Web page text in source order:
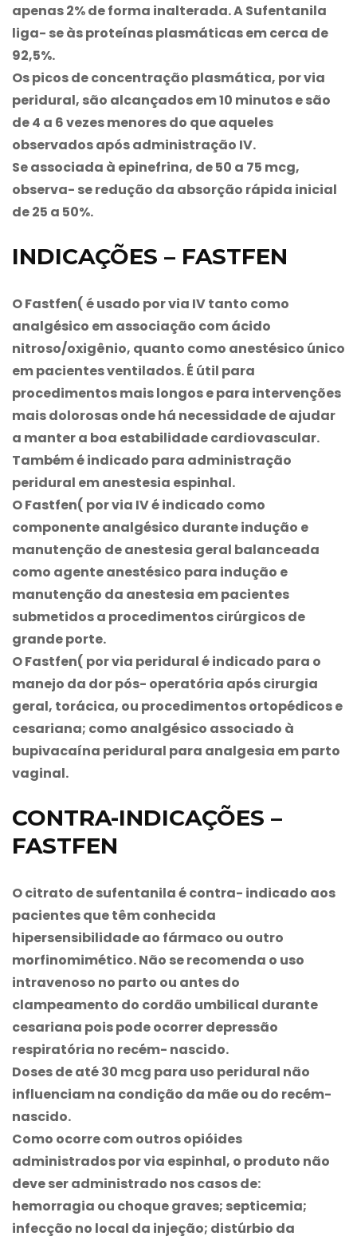
apenas 2% de forma inalterada. A Sufentanila
liga- se às proteínas plasmáticas em cerca de
92,5%.
Os picos de concentração plasmática, por via
peridural, são alcançados em 10 minutos e são
de 4 a 6 vezes menores do que aqueles
observados após administração IV.
Se associada à epinefrina, de 50 a 75 mcg,
observa- se redução da absorção rápida inicial
de 25 a 50%.
INDICAÇÕES – FASTFEN
OFastfen( é usado por via IV tanto como
analgésico em associação com ácido
nitroso/oxigênio, quanto como anestésico único
em pacientes ventilados. É útil para
procedimentos mais longos e para intervenções
mais dolorosas onde há necessidade de ajudar
a manter a boa estabilidade cardiovascular.
Também é indicado para administração
peridural em anestesia espinhal.
OFastfen( por via IV é indicado como
componente analgésico durante indução e
manutenção de anestesia geral balanceada
como agente anestésico para indução e
manutenção da anestesia em pacientes
submetidos a procedimentos cirúrgicos de
grande porte.
OFastfen( por via peridural é indicado para o
manejo da dor pós- operatória após cirurgia
geral, torácica, ou procedimentos ortopédicos e
cesariana; como analgésico associado à
bupivacaína peridural para analgesia em parto
vaginal.
CONTRA-INDICAÇÕES –
FASTFEN
O citrato de sufentanila é contra- indicado aos
pacientes que têm conhecida
hipersensibilidade ao fármaco ou outro
morfinomimético. Não se recomenda o uso
intravenoso no parto ou antes do
clampeamento do cordão umbilical durante
cesariana pois pode ocorrer depressão
respiratória no recém- nascido.
Doses de até 30 mcg para uso peridural não
influenciam na condição da mãe ou do recém-
nascido.
Como ocorre com outros opióides
administrados por via espinhal, o produto não
deve ser administrado nos casos de:
hemorragia ou choque graves; septicemia;
infecção no local da injeção; distúrbio da